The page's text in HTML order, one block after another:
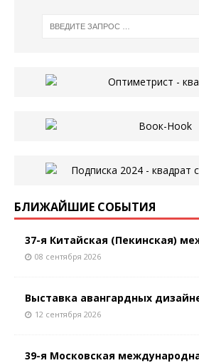
БЛИЖАЙШИЕ СОБЫТИЯ
37-я Китайская (Пекинская)
08 сентября 2026
Выставка авангардных
12 сентября 2026
39-я Московская